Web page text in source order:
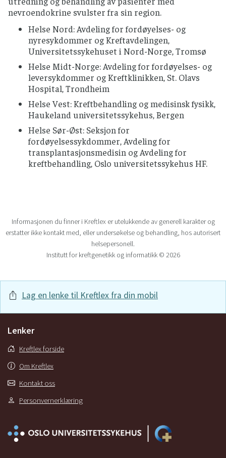
nevroendokrine svulster fra sin region.
Helse Nord: Avdeling for fordøyelses- og
nyresykdommer og Kreftavdelingen,
Universitetssykehuset i Nord-Norge, Tromsø
Helse Midt-Norge: Avdeling for fordøyelses- og
leversykdommer og Kreftklinikken, St. Olavs
Hospital, Trondheim
Helse Vest: Kreftbehandling og medisinsk fysikk,
Haukeland universitetssykehus, Bergen
Helse Sør-Øst: Seksjon for
fordøyelsessykdommer, Avdeling for
transplantasjonsmedisin og Avdeling for
kreftbehandling, Oslo universitetssykehus HF.
Informasjonen du finner i Kreftlex er utelukkende av generell karakter og
erstatter ikke kontakt med, eller undersøkelse og behandling, hos autorisert
helsepersonell.
Institutt for kreftgenetikk og informatikk © 2026
Lag en lenke til Kreftlex fra din mobil
Lenker
Kreftlex forside
Om Kreftlex
Kontakt oss
Personvernerklæring